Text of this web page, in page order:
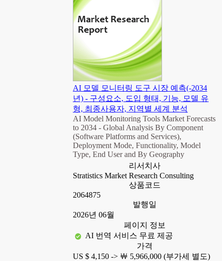
AI 모델 모니터링 도구 시장 예측(-2034
년) - 구성요소, 도입 형태, 기능, 모델 유
형, 최종사용자, 지역별 세계 분석
AI Model Monitoring Tools Market Forecasts
to 2034 - Global Analysis By Component
(Software Platforms and Services),
Deployment Mode, Functionality, Model
Type, End User and By Geography
리서치사
Stratistics Market Research Consulting
상품코드
2064875
발행일
2026년 06월
페이지 정보
AI 번역 서비스 무료 제공
가격
US $ 4,150 -> ￦ 5,966,000 (부가세 별도)